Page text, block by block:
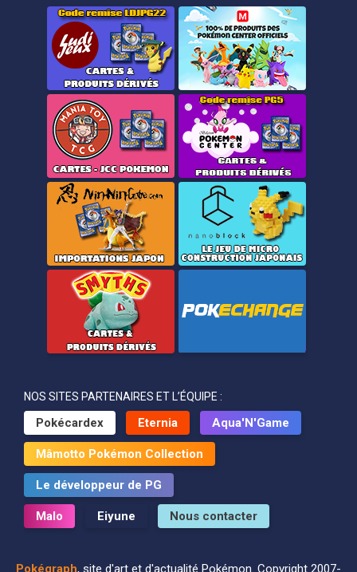
NOS SITES PARTENAIRES ET L’ÉQUIPE :
Pokécardex Eternia Aqua'N'Game
Mâmotto Pokémon Collection
Le développeur de PG
Malo Eiyune Nous contacter
Pokégraph, site d'art et d'actualité Pokémon. Copyright 2007-